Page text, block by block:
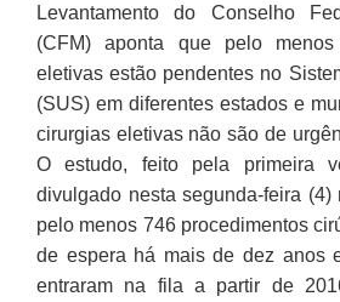
Levantamento do Conselho
(CFM) aponta que pelo
eletivas estão pendentes no
(SUS) em diferentes estados e
cirurgias eletivas não são de
O estudo, feito pela primeira
divulgado nesta segunda-feira (4)
pelo menos 746 procedimentos
de espera há mais de dez anos
entraram na fila a partir de